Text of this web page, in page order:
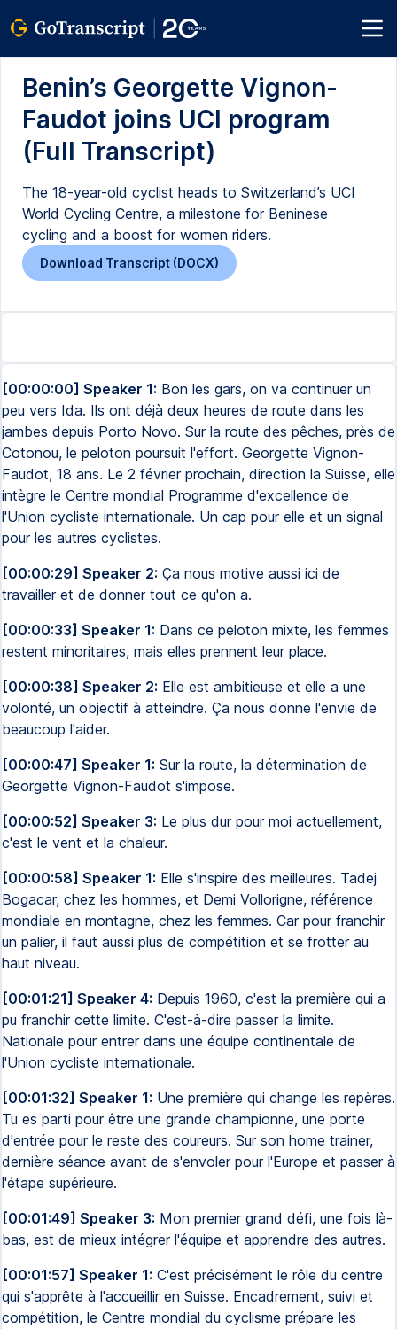
Benin’s Georgette Vignon-
Faudot joins UCI program
(Full Transcript)
The 18-year-old cyclist heads to Switzerland’s UCI
World Cycling Centre, a milestone for Beninese
cycling and a boost for women riders.
Download Transcript (DOCX)
[00:00:00] Speaker 1: Bon les gars, on va continuer un
peu vers Ida. Ils ont déjà deux heures de route dans les
jambes depuis Porto Novo. Sur la route des pêches, près de
Cotonou, le peloton poursuit l'effort. Georgette Vignon-
Faudot, 18 ans. Le 2 février prochain, direction la Suisse, elle
intègre le Centre mondial Programme d'excellence de
l'Union cycliste internationale. Un cap pour elle et un signal
pour les autres cyclistes.
[00:00:29] Speaker 2: Ça nous motive aussi ici de
travailler et de donner tout ce qu'on a.
[00:00:33] Speaker 1: Dans ce peloton mixte, les femmes
restent minoritaires, mais elles prennent leur place.
[00:00:38] Speaker 2: Elle est ambitieuse et elle a une
volonté, un objectif à atteindre. Ça nous donne l'envie de
beaucoup l'aider.
[00:00:47] Speaker 1: Sur la route, la détermination de
Georgette Vignon-Faudot s'impose.
[00:00:52] Speaker 3: Le plus dur pour moi actuellement,
c'est le vent et la chaleur.
[00:00:58] Speaker 1: Elle s'inspire des meilleures. Tadej
Bogacar, chez les hommes, et Demi Vollorigne, référence
mondiale en montagne, chez les femmes. Car pour franchir
un palier, il faut aussi plus de compétition et se frotter au
haut niveau.
[00:01:21] Speaker 4: Depuis 1960, c'est la première qui a
pu franchir cette limite. C'est-à-dire passer la limite.
Nationale pour entrer dans une équipe continentale de
l'Union cycliste internationale.
[00:01:32] Speaker 1: Une première qui change les repères.
Tu es parti pour être une grande championne, une porte
d'entrée pour le reste des coureurs. Sur son home trainer,
dernière séance avant de s'envoler pour l'Europe et passer à
l'étape supérieure.
[00:01:49] Speaker 3: Mon premier grand défi, une fois là-
bas, est de mieux intégrer l'équipe et apprendre des autres.
[00:01:57] Speaker 1: C'est précisément le rôle du centre
qui s'apprête à l'accueillir en Suisse. Encadrement, suivi et
compétition, le Centre mondial du cyclisme prépare les